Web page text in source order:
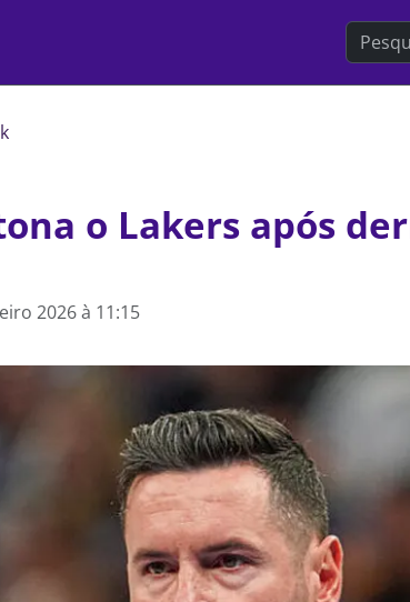
Search
o Lakers após
2026 à 11:15